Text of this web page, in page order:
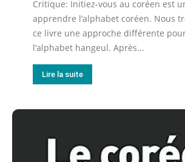
Critique: Initiez-vous au coréen est
apprendre l’alphabet coréen. Nous
ce livre une approche différente
l’alphabet hangeul. Après...
Lire la suite